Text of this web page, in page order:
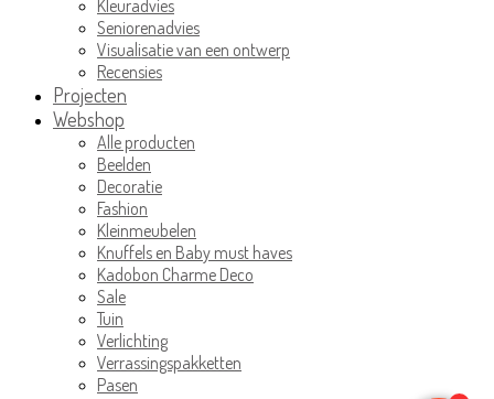
Kleuradvies
Seniorenadvies
Visualisatie van een ontwerp
Recensies
Projecten
Webshop
Alle producten
Beelden
Decoratie
Fashion
Kleinmeubelen
Knuffels en Baby must haves
Kadobon Charme Deco
Sale
Tuin
Verlichting
Verrassingspakketten
Pasen